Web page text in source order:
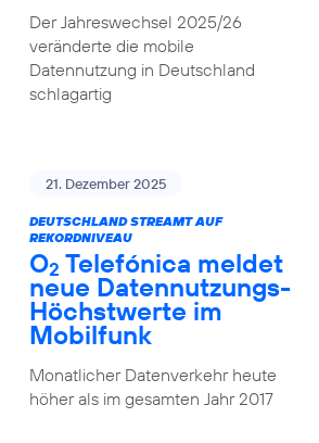
Der Jahreswechsel 2025/26
veränderte die mobile
Datennutzung in Deutschland
schlagartig
21. Dezember 2025
DEUTSCHLAND STREAMT AUF
REKORDNIVEAU
O2 Telefónica meldet
neue Datennutzungs-
Höchstwerte im
Mobilfunk
Monatlicher Datenverkehr heute
höher als im gesamten Jahr 2017